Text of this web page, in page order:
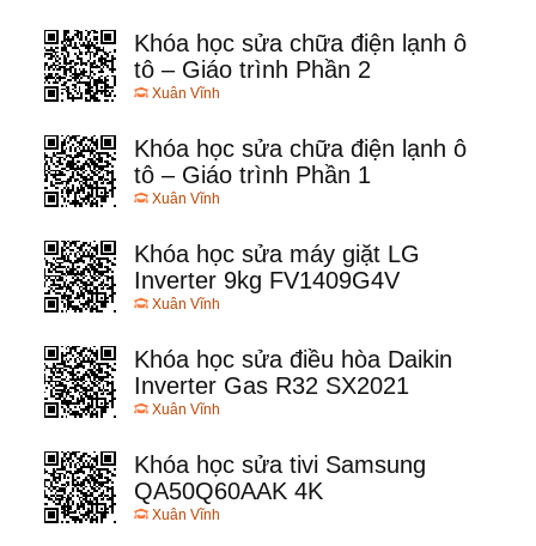
Khóa học sửa chữa điện lạnh ô
tô – Giáo trình Phần 2
Xuân Vĩnh
Khóa học sửa chữa điện lạnh ô
tô – Giáo trình Phần 1
Xuân Vĩnh
Khóa học sửa máy giặt LG
Inverter 9kg FV1409G4V
Xuân Vĩnh
Khóa học sửa điều hòa Daikin
Inverter Gas R32 SX2021
Xuân Vĩnh
Khóa học sửa tivi Samsung
QA50Q60AAK 4K
Xuân Vĩnh